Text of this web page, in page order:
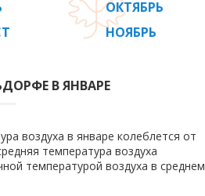
ОКТЯБРЬ
НОЯБРЬ
В ЯНВАРЕ
воздуха в январе колеблется от
температура воздуха
температурой воздуха в среднем